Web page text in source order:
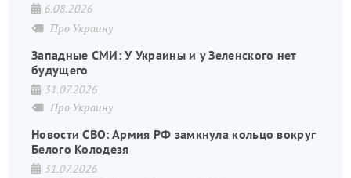
6.08.2026
Про Украину
Западные СМИ: У Украины и у Зеленского нет
будущего
31.07.2026
Про Украину
Новости СВО: Армия РФ замкнула кольцо вокруг
Белого Колодезя
31.07.2026